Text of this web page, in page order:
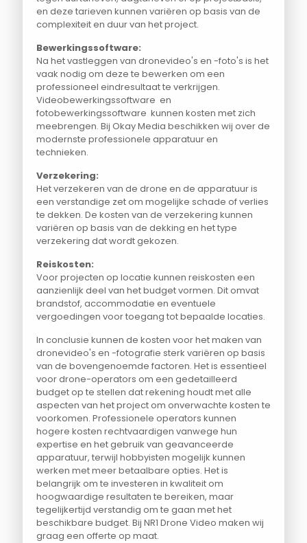
en deze tarieven kunnen variëren op basis van de
complexiteit en duur van het project.
Bewerkingssoftware:
Na het vastleggen van dronevideo's en -foto's is het
vaak nodig om deze te bewerken om een
professioneel eindresultaat te verkrijgen.
Videobewerkingssoftware en
fotobewerkingssoftware kunnen kosten met zich
meebrengen. Bij Okay Media beschikken wij over de
modernste professionele apparatuur en
technieken.
Verzekering:
Het verzekeren van de drone en de apparatuur is
een verstandige zet om mogelijke schade of verlies
te dekken. De kosten van de verzekering kunnen
variëren op basis van de dekking en het type
verzekering dat wordt gekozen.
Reiskosten:
Voor projecten op locatie kunnen reiskosten een
aanzienlijk deel van het budget vormen. Dit omvat
brandstof, accommodatie en eventuele
vergoedingen voor toegang tot bepaalde locaties.
In conclusie kunnen de kosten voor het maken van
dronevideo's en -fotografie sterk variëren op basis
van de bovengenoemde factoren. Het is essentieel
voor drone-operators om een gedetailleerd
budget op te stellen dat rekening houdt met alle
aspecten van het project om onverwachte kosten te
voorkomen. Professionele operators kunnen
hogere kosten rechtvaardigen vanwege hun
expertise en het gebruik van geavanceerde
apparatuur, terwijl hobbyisten mogelijk kunnen
werken met meer betaalbare opties. Het is
belangrijk om te investeren in kwaliteit om
hoogwaardige resultaten te bereiken, maar
tegelijkertijd verstandig om te gaan met het
beschikbare budget. Bij NR1 Drone Video maken wij
graag een offerte op maat.